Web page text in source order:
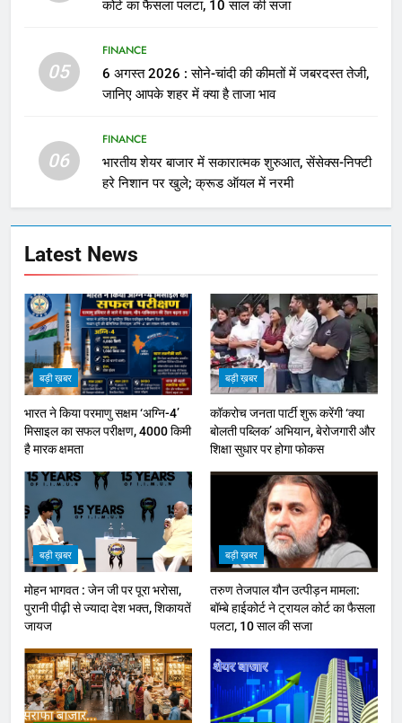
कोर्ट का फैसला पलटा, 10 साल की सजा
05
FINANCE
6 अगस्त 2026 : सोने-चांदी की कीमतों में जबरदस्त तेजी,
जानिए आपके शहर में क्या है ताजा भाव
06
FINANCE
भारतीय शेयर बाजार में सकारात्मक शुरुआत, सेंसेक्स-निफ्टी
हरे निशान पर खुले; क्रूड ऑयल में नरमी
Latest News
बड़ी ख़बर
भारत ने किया परमाणु सक्षम ‘अग्नि-4’
मिसाइल का सफल परीक्षण, 4000 किमी
है मारक क्षमता
बड़ी ख़बर
कॉकरोच जनता पार्टी शुरू करेंगी ‘क्या
बोलती पब्लिक’ अभियान, बेरोजगारी और
शिक्षा सुधार पर होगा फोकस
बड़ी ख़बर
मोहन भागवत : जेन जी पर पूरा भरोसा,
पुरानी पीढ़ी से ज्यादा देश भक्त, शिकायतें
जायज
बड़ी ख़बर
तरुण तेजपाल यौन उत्पीड़न मामला:
बॉम्बे हाईकोर्ट ने ट्रायल कोर्ट का फैसला
पलटा, 10 साल की सजा